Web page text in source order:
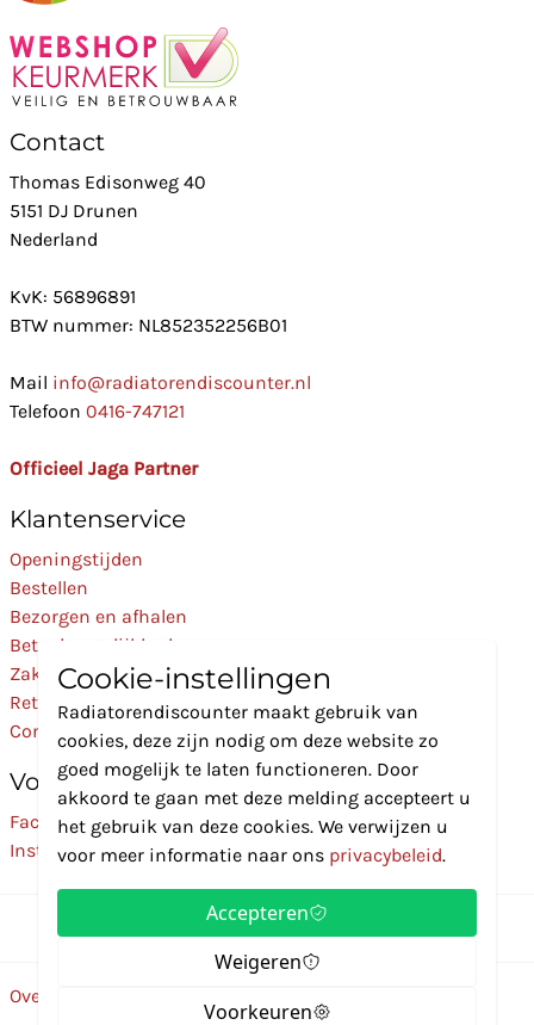
Contact
Thomas Edisonweg 40
5151 DJ Drunen
Nederland
KvK: 56896891
BTW nummer: NL852352256B01
Mail info@radiatorendiscounter.nl
Telefoon 0416-747121
Officieel Jaga Partner
Klantenservice
Openingstijden
Bestellen
Bezorgen en afhalen
Betaalmogelijkheden
Zakelijk
Retourneren
Contact
Volg Ons
Facebook
Instagram
Over ons
Cookie-instellingen
Radiatorendiscounter maakt gebruik van
cookies, deze zijn nodig om deze website zo
goed mogelijk te laten functioneren. Door
akkoord te gaan met deze melding accepteert u
het gebruik van deze cookies. We verwijzen u
voor meer informatie naar ons privacybeleid.
Accepteren
Weigeren
Voorkeuren